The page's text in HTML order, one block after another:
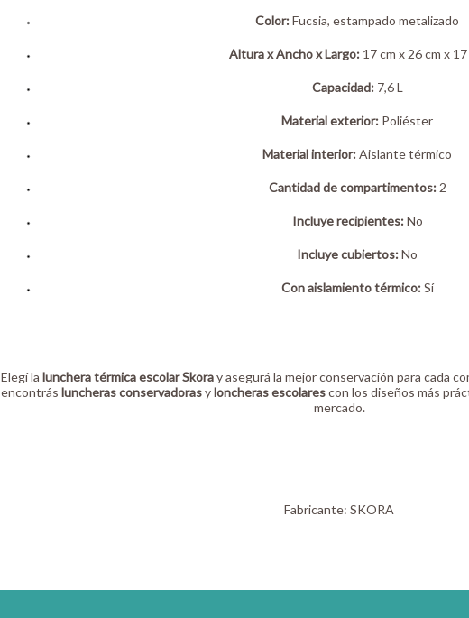
Color:Fucsia, estampado metalizado
Altura x Ancho x Largo:17 cm x 26 cm x 17
Capacidad:7,6 L
Material exterior: Poliéster
Material interior:Aislante térmico
Cantidad de compartimentos:2
Incluye recipientes:No
Incluye cubiertos:No
Con aislamiento térmico:Sí
Elegí la lunchera térmica escolar Skoray asegurá la mejor conservación para cada
encontrás luncheras conservadorasyloncheras escolarescon los diseños más
mercado.
Fabricante: SKORA